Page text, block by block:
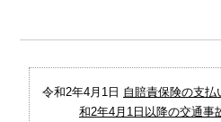
令和2年4月1日 自賠責保険の支
和2年4月1日以降の交通事